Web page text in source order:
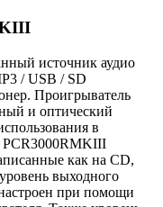
источник аудио
/ USB / SD
Проигрыватель
и оптический
в
PCR3000RMKIII
как на CD,
выходного
при помощи